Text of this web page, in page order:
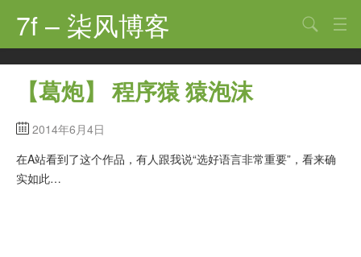
7f – 柒风博客
首页
软件·技术
手机·数码
科技·探索
搜索
【葛炮】 程序猿 猿泡沫
2014年6月4日
在A站看到了这个作品，有人跟我说“选好语言非常重要”，看来确
实如此…